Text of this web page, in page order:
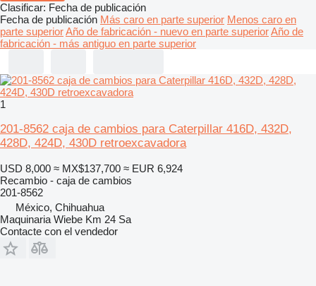
Clasificar: Fecha de publicación
Fecha de publicación Más caro en parte superior Menos caro en
parte superiorAño de fabricación - nuevo en parte superiorAño de
fabricación - más antiguo en parte superior
1
201-8562 caja de cambios para Caterpillar 416D, 432D,
428D, 424D, 430D retroexcavadora
USD 8,000 ≈ MX$137,700 ≈ EUR 6,924
Recambio - caja de cambios
201-8562
México, Chihuahua
Maquinaria Wiebe Km 24 Sa
Contacte con el vendedor